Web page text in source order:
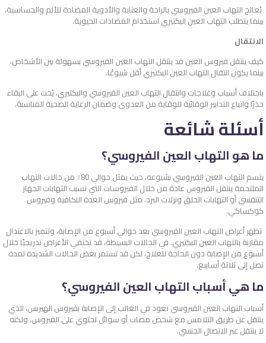
يُعالج التهاب العين الفيروسي بالراحة والعناية والأدوية المضادة للألم والحساسية،
بينما يتطلب التهاب العين البكتيري استخدام المضادات الحيوية.
الانتقال
كيف ينتقل فيروس العين قد ينتقل التهاب العين الفيروسي بسهولة بين الأشخاص،
بينما يكون انتقال التهاب العين البكتيري أقل شيوعًا.
باختلاف أسباب وعلاجات وانتقال التهاب العين الفيروسي والبكتيري، يُحث على البقاء
حذرًا واتباع التدابير الوقائية للوقاية من العدوى وضمان الرعاية الصحية المناسبة.
أسئلة شائعة
ما هو التهاب العين الفيروسي؟
يتسم التهاب العين الفيروسي بشيوعه، حيث يمثل حوالي 80٪ من حالات التهاب
الملتحمة ينتقل الفيروس عادة من خلال الفيروسات التي تسبب التهابات الجهاز
التنفسي أو التهابات الحلق ونزلات البرد، مثل فيروس الغدة النكافية وفيروس
كوكساكي.
تظهر أعراض التهاب العين الفيروسي بعد حوالي أسبوع من الإصابة، وتتميز بالاعتدال
مقارنة بالتهاب العين البكتيري. في الحالات البسيطة، قد تختفي الأعراض تدريجيًا خلال
أسبوع من الإصابة دون الحاجة للعلاج، لكن قد تستمر بعض الحالات الشديدة لمدة
تصل إلى ثلاثة أسابيع.
ما هي أسباب التهاب العين الفيروسي؟
أسباب التهاب العين الفيروسي تعود في الغالب إلى الإصابة بفيروس الهيربس، الذي
ينتقل عن طريق التلامس مع شخص مصاب أو سوائل تحتوي على الفيروس، ولكنه
لا ينتقل عبر الاتصال الجنسي.